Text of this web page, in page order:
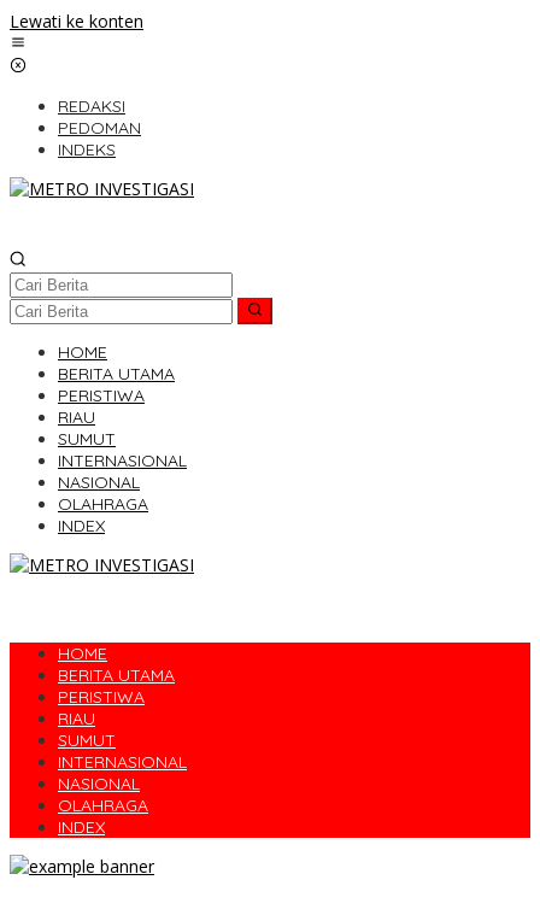
Lewati ke konten
REDAKSI
PEDOMAN
INDEKS
HOME
BERITA UTAMA
PERISTIWA
RIAU
SUMUT
INTERNASIONAL
NASIONAL
OLAHRAGA
INDEX
HOME
BERITA UTAMA
PERISTIWA
RIAU
SUMUT
INTERNASIONAL
NASIONAL
OLAHRAGA
INDEX